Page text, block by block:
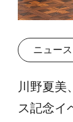
ニュース
川野夏美
ス記念